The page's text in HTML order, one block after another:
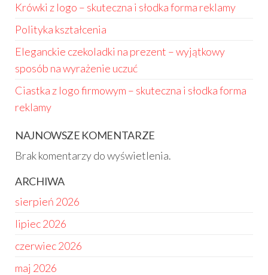
Krówki z logo – skuteczna i słodka forma reklamy
Polityka kształcenia
Eleganckie czekoladki na prezent – wyjątkowy
sposób na wyrażenie uczuć
Ciastka z logo firmowym – skuteczna i słodka forma
reklamy
NAJNOWSZE KOMENTARZE
Brak komentarzy do wyświetlenia.
ARCHIWA
sierpień 2026
lipiec 2026
czerwiec 2026
maj 2026